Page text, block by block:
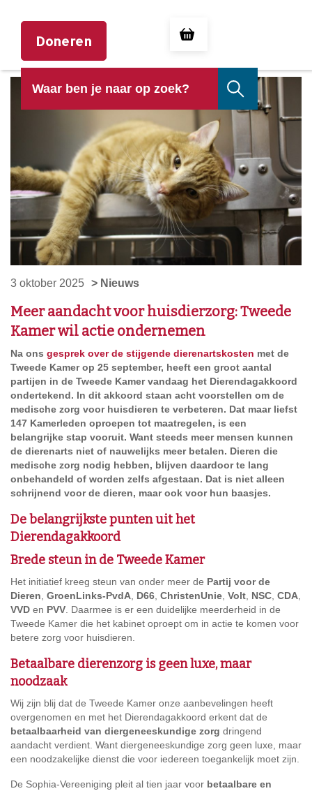
Doneren
3 oktober 2025 > Nieuws
Meer aandacht voor huisdierzorg: Tweede
Kamer wil actie ondernemen
Na ons gesprek over de stijgende dierenartskosten met de
Tweede Kamer op 25 september, heeft een groot aantal
partijen in de Tweede Kamer vandaag het Dierendagakkoord
ondertekend. In dit akkoord staan acht voorstellen om de
medische zorg voor huisdieren te verbeteren. Dat maar liefst
147 Kamerleden oproepen tot maatregelen, is een
belangrijke stap vooruit. Want steeds meer mensen kunnen
de dierenarts niet of nauwelijks meer betalen. Dieren die
medische zorg nodig hebben, blijven daardoor te lang
onbehandeld of worden zelfs afgestaan. Dat is niet alleen
schrijnend voor de dieren, maar ook voor hun baasjes.
De belangrijkste punten uit het
Dierendagakkoord
Brede steun in de Tweede Kamer
Het initiatief kreeg steun van onder meer de Partij voor de
Dieren, GroenLinks-PvdA, D66, ChristenUnie, Volt, NSC, CDA,
VVD en PVV. Daarmee is er een duidelijke meerderheid in de
Tweede Kamer die het kabinet oproept om in actie te komen voor
betere zorg voor huisdieren.
Betaalbare dierenzorg is geen luxe, maar
noodzaak
Wij zijn blij dat de Tweede Kamer onze aanbevelingen heeft
overgenomen en met het Dierendagakkoord erkent dat de
betaalbaarheid van diergeneeskundige zorg dringend
aandacht verdient. Want diergeneeskundige zorg geen luxe, maar
een noodzakelijke dienst die voor iedereen toegankelijk moet zijn.
De Sophia-Vereeniging pleit al tien jaar voor betaalbare en